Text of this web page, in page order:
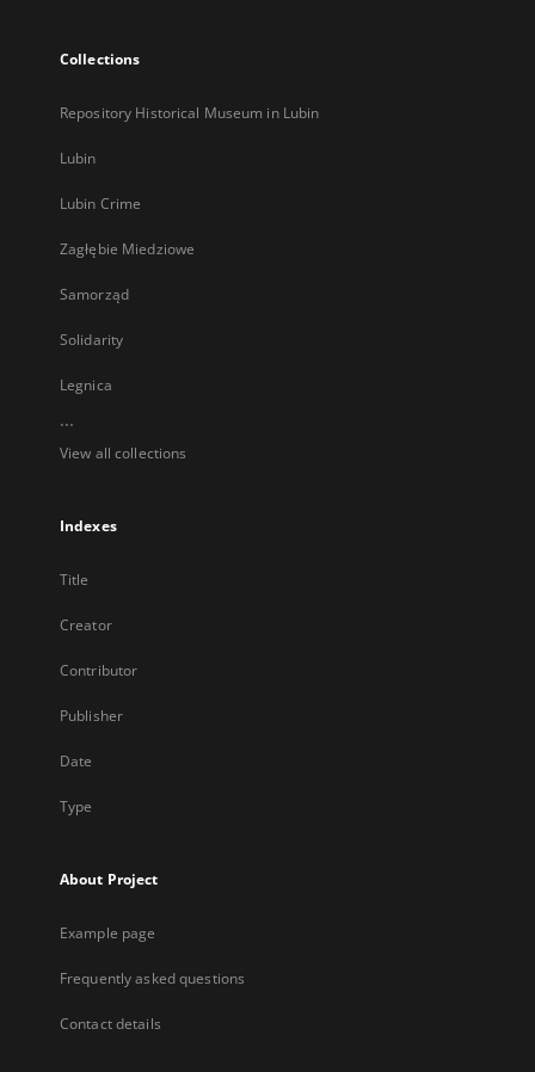
Collections
Repository Historical Museum in Lubin
Lubin
Lubin Crime
Zagłębie Miedziowe
Samorząd
Solidarity
Legnica
...
View all collections
Indexes
Title
Creator
Contributor
Publisher
Date
Type
About Project
Example page
Frequently asked questions
Contact details